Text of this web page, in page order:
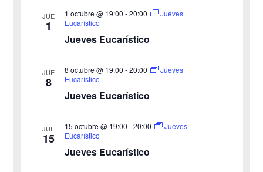
v
JUE
1
Jueves Eucarístico
1 octubre @ 19:00 -20:00
Jueves
Eucarístico
JUE
8
Jueves Eucarístico
8 octubre @ 19:00 -20:00
Jueves
Eucarístico
JUE
15
Jueves Eucarístico
15 octubre @ 19:00 -20:00
Jueves
Eucarístico